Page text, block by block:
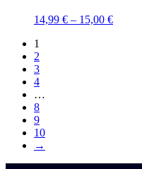
14,99 € – 15,00 €
1
2
3
4
…
8
9
10
→